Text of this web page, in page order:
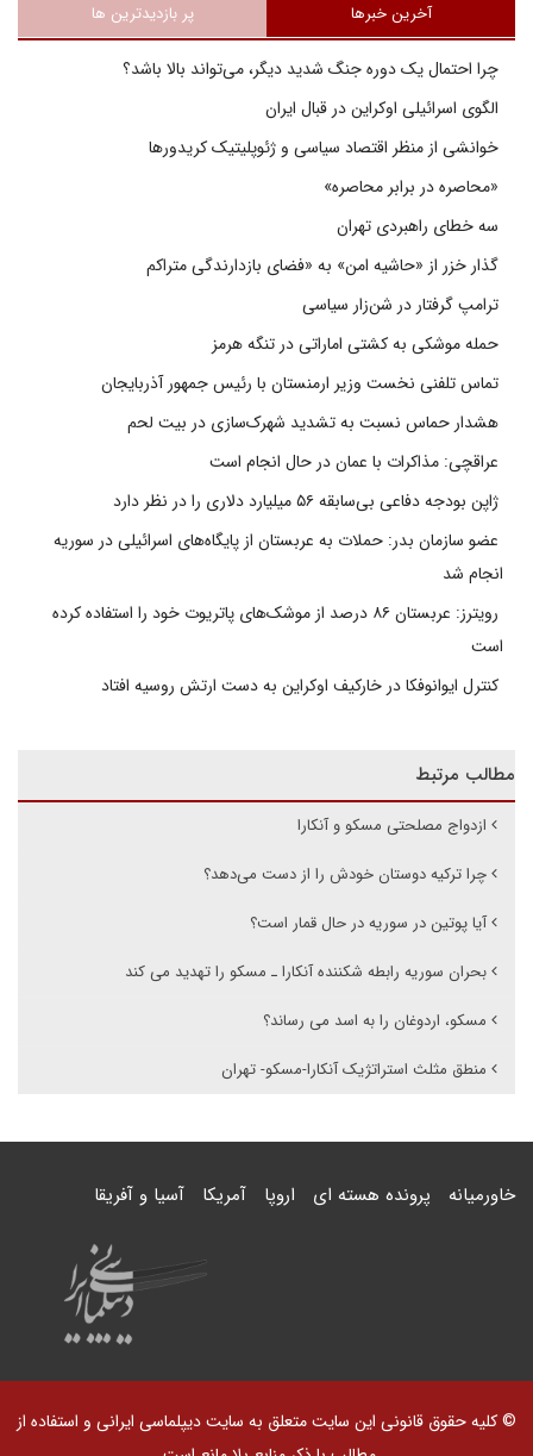
آخرین خبرها پر بازدیدترین ها
چرا احتمال یک دوره جنگ شدید دیگر، می‌تواند بالا باشد؟
الگوی اسرائیلی اوکراین در قبال ایران
خوانشی از منظر اقتصاد سیاسی و ژئوپلیتیک کریدورها
«محاصره در برابر محاصره»
سه خطای راهبردی تهران
گذار خزر از «حاشیه امن» به «فضای بازدارندگی متراکم
ترامپ گرفتار در شن‌زار سیاسی
حمله موشکی به کشتی اماراتی در تنگه هرمز
تماس تلفنی نخست وزیر ارمنستان با رئیس جمهور آذربایجان
هشدار حماس نسبت به تشدید شهرک‌سازی در بیت‌ لحم
عراقچی: مذاکرات با عمان در حال انجام است
ژاپن بودجه دفاعی بی‌سابقه ۵۶ میلیارد دلاری را در نظر دارد
عضو سازمان بدر: حملات به عربستان از پایگاه‌های اسرائیلی در سوریه
انجام شد
رویترز: عربستان ۸۶ درصد از موشک‌های پاتریوت خود را استفاده کرده
است
کنترل ایوانوفکا در خارکیف اوکراین به دست ارتش روسیه افتاد
مطالب مرتبط
ازدواج مصلحتی مسکو و آنکارا
چرا ترکیه دوستان خودش را از دست می‌دهد؟
آیا پوتین در سوریه در حال قمار است؟
بحران سوریه رابطه شکننده آنکارا ـ مسکو را تهدید می کند
مسکو، اردوغان را به اسد می رساند؟
منطق مثلث استراتژیک آنکارا-مسکو- تهران
خاورمیانه پرونده هسته ای اروپا آمریکا آسیا و آفریقا
© کلیه حقوق قانونی این سایت متعلق به سایت دیپلماسی ایرانی و استفاده از